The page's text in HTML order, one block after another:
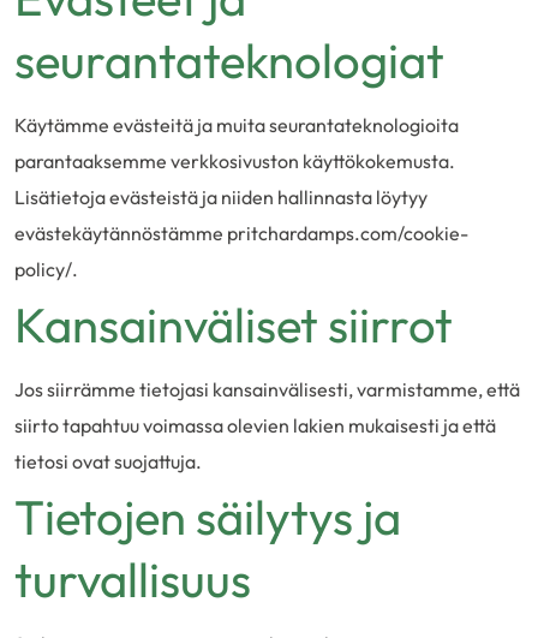
seurantateknologiat
Käytämme evästeitä ja muita seurantateknologioita
parantaaksemme verkkosivuston käyttökokemusta.
Lisätietoja evästeistä ja niiden hallinnasta löytyy
evästekäytännöstämme pritchardamps.com/cookie-
policy/.
Kansainväliset siirrot
Jos siirrämme tietojasi kansainvälisesti, varmistamme, että
siirto tapahtuu voimassa olevien lakien mukaisesti ja että
tietosi ovat suojattuja.
Tietojen säilytys ja
turvallisuus